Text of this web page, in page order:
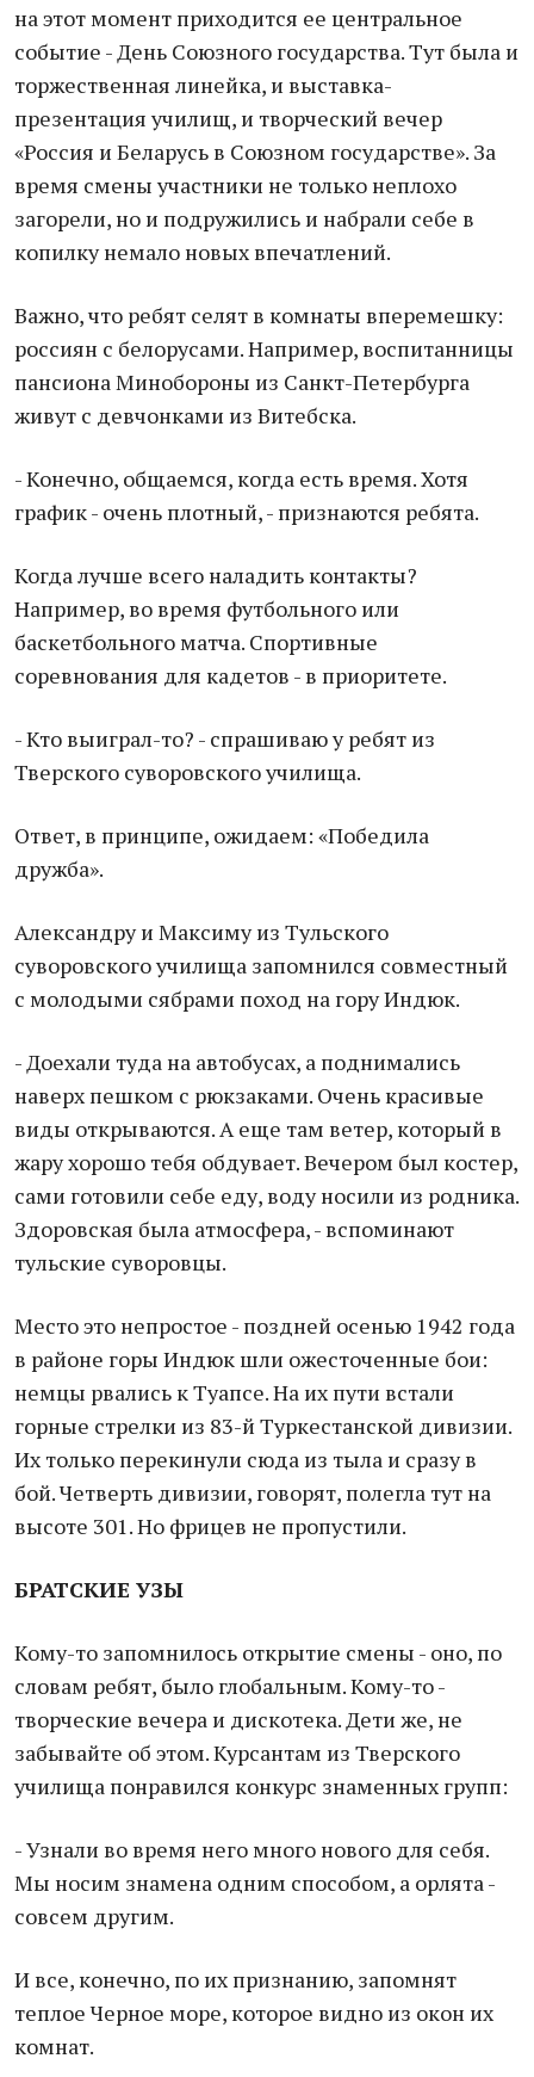
на этот момент приходится ее центральное
событие - День Союзного государства. Тут была и
торжественная линейка, и выставка-
презентация училищ, и творческий вечер
«Россия и Беларусь в Союзном государстве». За
время смены участники не только неплохо
загорели, но и подружились и набрали себе в
копилку немало новых впечатлений.
Важно, что ребят селят в комнаты вперемешку:
россиян с белорусами. Например, воспитанницы
пансиона Минобороны из Санкт-Петербурга
живут с девчонками из Витебска.
- Конечно, общаемся, когда есть время. Хотя
график - очень плотный, - признаются ребята.
Когда лучше всего наладить контакты?
Например, во время футбольного или
баскетбольного матча. Спортивные
соревнования для кадетов - в приоритете.
- Кто выиграл-то? - спрашиваю у ребят из
Тверского суворовского училища.
Ответ, в принципе, ожидаем: «Победила
дружба».
Александру и Максиму из Тульского
суворовского училища запомнился совместный
с молодыми сябрами поход на гору Индюк.
- Доехали туда на автобусах, а поднимались
наверх пешком с рюкзаками. Очень красивые
виды открываются. А еще там ветер, который в
жару хорошо тебя обдувает. Вечером был костер,
сами готовили себе еду, воду носили из родника.
Здоровская была атмосфера, - вспоминают
тульские суворовцы.
Место это непростое - поздней осенью 1942 года
в районе горы Индюк шли ожесточенные бои:
немцы рвались к Туапсе. На их пути встали
горные стрелки из 83-й Туркестанской дивизии.
Их только перекинули сюда из тыла и сразу в
бой. Четверть дивизии, говорят, полегла тут на
высоте 301. Но фрицев не пропустили.
БРАТСКИЕ УЗЫ
Кому-то запомнилось открытие смены - оно, по
словам ребят, было глобальным. Кому-то -
творческие вечера и дискотека. Дети же, не
забывайте об этом. Курсантам из Тверского
училища понравился конкурс знаменных групп:
- Узнали во время него много нового для себя.
Мы носим знамена одним способом, а орлята -
совсем другим.
И все, конечно, по их признанию, запомнят
теплое Черное море, которое видно из окон их
комнат.